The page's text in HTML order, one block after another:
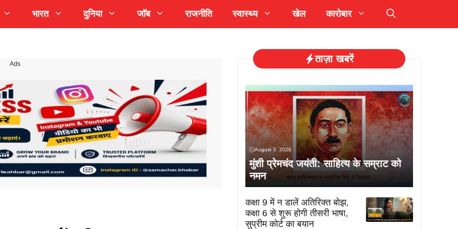
भारत दुनिया जॉब राजनीति स्वास्थ्य खेल कारोबार
Ads ताज़ा खबरें
August 3, 2026
मुंशी प्रेमचंद जयंती: साहित्य के सम्राट को
नमन
कक्षा 9 में न डालें अतिरिक्त बोझ,
कक्षा 6 से शुरू होगी तीसरी भाषा,
सुप्रीम कोर्ट का बयान